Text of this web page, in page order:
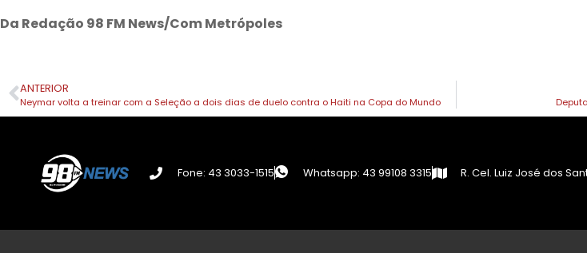
Da Redação 98 FM News/Com Metrópoles
ANTERIOR
Neymar volta a treinar com a Seleção a dois dias de duelo contra o Haiti na Copa do Mundo
Fone: 43 3033-1515 Whatsapp: 43 99108 3315 R. Cel. Luiz José dos